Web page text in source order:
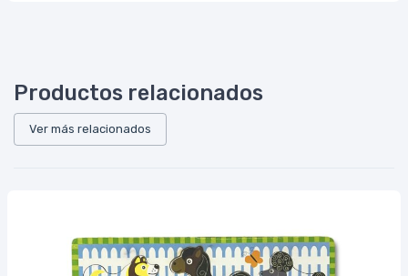
Productos relacionados
Ver más relacionados